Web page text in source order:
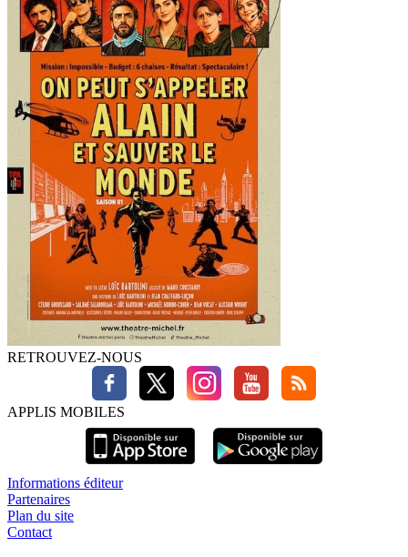
RETROUVEZ-NOUS
APPLIS MOBILES
Informations éditeur
Partenaires
Plan du site
Contact